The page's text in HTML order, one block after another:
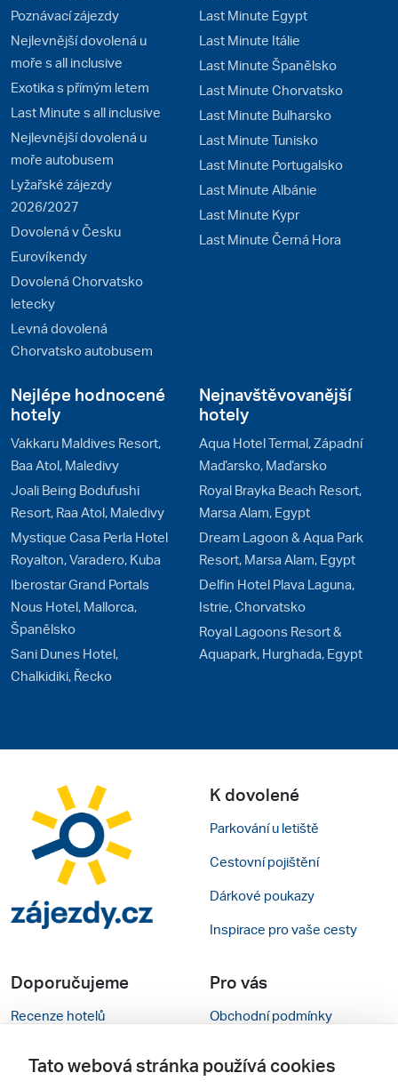
Poznávací zájezdy
Nejlevnější dovolená u
moře s all inclusive
Exotika s přímým letem
Last Minute s all inclusive
Nejlevnější dovolená u
moře autobusem
Lyžařské zájezdy
2026/2027
Dovolená v Česku
Eurovíkendy
Dovolená Chorvatsko
letecky
Levná dovolená
Chorvatsko autobusem
Last Minute Egypt
Last Minute Itálie
Last Minute Španělsko
Last Minute Chorvatsko
Last Minute Bulharsko
Last Minute Tunisko
Last Minute Portugalsko
Last Minute Albánie
Last Minute Kypr
Last Minute Černá Hora
Nejlépe hodnocené
hotely
Vakkaru Maldives Resort,
Baa Atol, Maledivy
Joali Being Bodufushi
Resort, Raa Atol, Maledivy
Mystique Casa Perla Hotel
Royalton, Varadero, Kuba
Iberostar Grand Portals
Nous Hotel, Mallorca,
Španělsko
Sani Dunes Hotel,
Chalkidiki, Řecko
Nejnavštěvovanější
hotely
Aqua Hotel Termal, Západní
Maďarsko, Maďarsko
Royal Brayka Beach Resort,
Marsa Alam, Egypt
Dream Lagoon & Aqua Park
Resort, Marsa Alam, Egypt
Delfin Hotel Plava Laguna,
Istrie, Chorvatsko
Royal Lagoons Resort &
Aquapark, Hurghada, Egypt
K dovolené
Parkování u letiště
Cestovní pojištění
Dárkové poukazy
Inspirace pro vaše cesty
Doporučujeme
Recenze hotelů
Pro vás
Obchodní podmínky
Tato webová stránka používá cookies